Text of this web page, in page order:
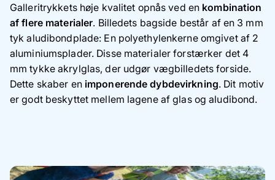
Galleritrykkets høje kvalitet opnås ved en kombination
af flere materialer. Billedets bagside består af en 3 mm
tyk aludibondplade: En polyethylenkerne omgivet af 2
aluminiumsplader. Disse materialer forstærker det 4
mm tykke akrylglas, der udgør vægbilledets forside.
Dette skaber en imponerende dybdevirkning. Dit motiv
er godt beskyttet mellem lagene af glas og aludibond.